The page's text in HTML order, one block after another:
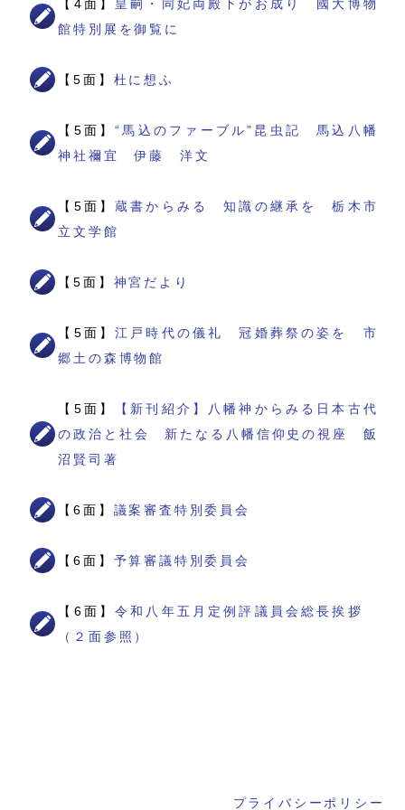
【4面】 皇嗣・同妃両殿下がお成り 國大博物
館特別展を御覧に
【5面】 杜に想ふ
【5面】“馬込のファーブル”昆虫記 馬込八幡
神社禰宜 伊藤 洋文
【5面】蔵書からみる 知識の継承を 栃木市
立文学館
【5面】 神宮だより
【5面】江戸時代の儀礼 冠婚葬祭の姿を 市
郷土の森博物館
【5面】
【新刊紹介】八幡神からみる日本古代
の政治と社会 新たなる八幡信仰史の視座 飯
沼賢司著
【6面】 議案審査特別委員会
【6面】 予算審議特別委員会
【6面】令和八年五月定例評議員会総長挨拶
（２面参照）
プライバシーポリシー